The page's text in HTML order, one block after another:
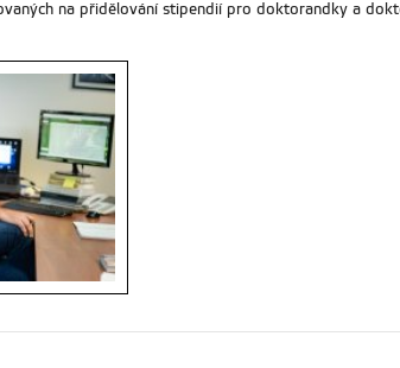
na přidělování stipendií pro doktorandky a